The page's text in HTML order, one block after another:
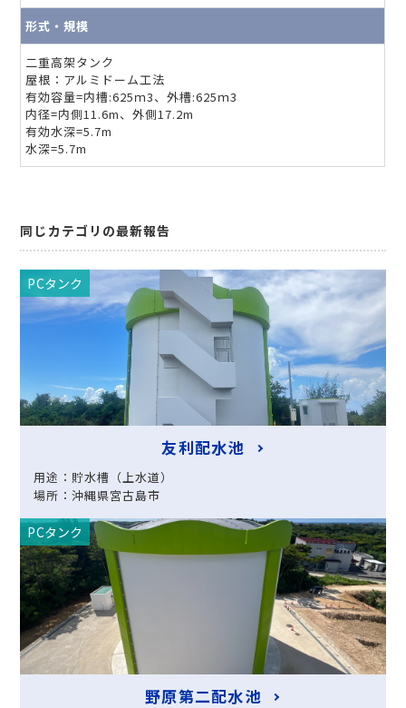
形式・規模
二重高架タンク
屋根：アルミドーム工法
有効容量=内槽:625ｍ3、外槽:625ｍ3
内径=内側11.6m、外側17.2m
有効水深=5.7m
水深=5.7m
同じカテゴリの最新報告
PCタンク
友利配水池
用途：貯水槽（上水道）
場所：沖縄県宮古島市
PCタンク
野原第二配水池